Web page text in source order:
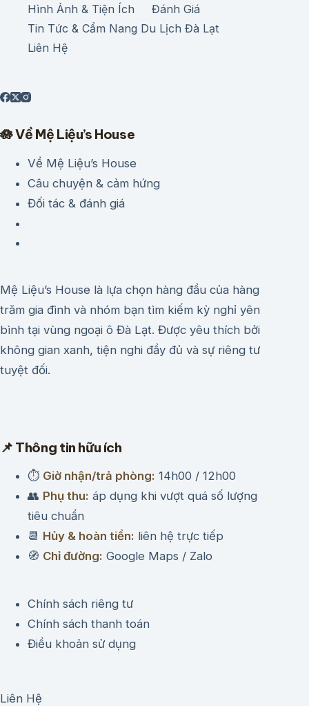
Hình Ảnh & Tiện Ích
Đánh Giá
Tin Tức & Cẩm Nang Du Lịch Đà Lạt
Liên Hệ
🪷 Về Mệ Liệu’s House
Về Mệ Liệu’s House
Câu chuyện & cảm hứng
Đối tác & đánh giá
Mệ Liệu’s House là lựa chọn hàng đầu của hàng
trăm gia đình và nhóm bạn tìm kiếm kỳ nghỉ yên
bình tại vùng ngoại ô Đà Lạt. Được yêu thích bởi
không gian xanh, tiện nghi đầy đủ và sự riêng tư
tuyệt đối.
📌 Thông tin hữu ích
⏱ Giờ nhận/trả phòng: 14h00 / 12h00
👥 Phụ thu: áp dụng khi vượt quá số lượng
tiêu chuẩn
📆 Hủy & hoàn tiền: liên hệ trực tiếp
🧭 Chỉ đường: Google Maps / Zalo
Chính sách riêng tư
Chính sách thanh toán
Điều khoản sử dụng
Liên Hệ